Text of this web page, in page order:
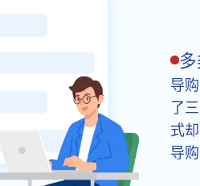
导
了
式
导